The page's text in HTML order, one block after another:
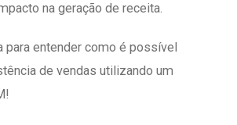
na geração de receita.
para entender como é possível
de vendas utilizando um